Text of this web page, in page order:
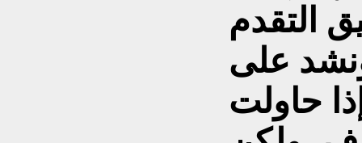
التقدم
على
حاولت